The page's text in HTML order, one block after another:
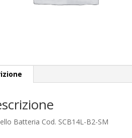
Batteria Cod. SCB14L-B2-SM